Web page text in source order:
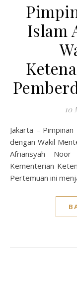
Islam
10
Jakarta – Pimpinan Pusat Wanita Islam melakukan audiensi
dengan Wakil
Afriansyah
Kementerian
Pertemuan ini